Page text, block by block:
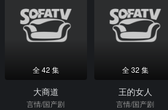
全 42 集
大商道
言情/国产剧
全 32 集
王的女人
言情/国产剧